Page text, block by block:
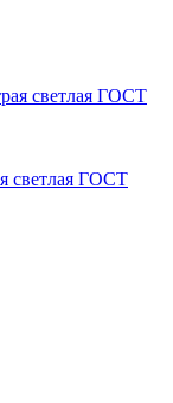
светлая ГОСТ